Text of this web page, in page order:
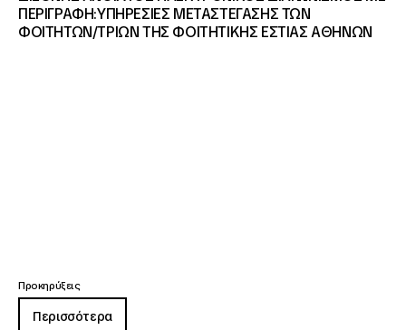
ΠΕΡΙΓΡΑΦΗ:ΥΠΗΡΕΣΙΕΣ METAΣΤΕΓΑΣΗΣ ΤΩΝ
ΦΟΙΤΗΤΩΝ/ΤΡΙΩΝ ΤΗΣ ΦΟΙΤΗΤΙΚΗΣ ΕΣΤΙΑΣ ΑΘΗΝΩΝ
Προκηρύξεις
Περισσότερα